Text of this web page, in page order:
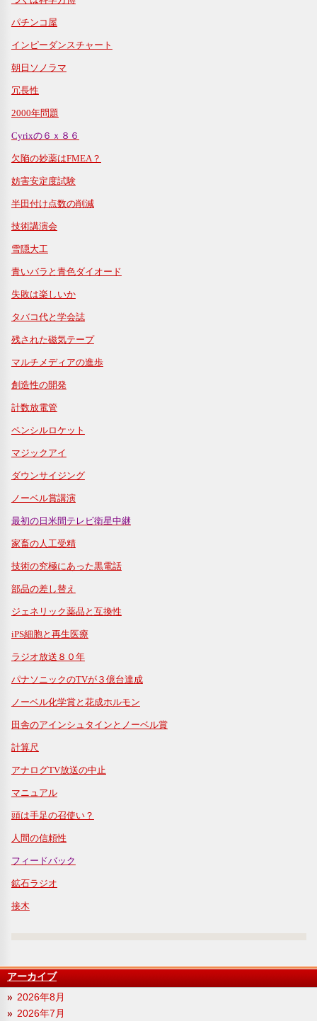
パチンコ屋
インピーダンスチャート
朝日ソノラマ
冗長性
2000年問題
Cyrixの６ｘ８６
欠陥の妙薬はFMEA？
妨害安定度試験
半田付け点数の削減
技術講演会
雪隠大工
青いバラと青色ダイオード
失敗は楽しいか
タバコ代と学会誌
残された磁気テープ
マルチメディアの進歩
創造性の開発
計数放電管
ペンシルロケット
マジックアイ
ダウンサイジング
ノーベル賞講演
最初の日米間テレビ衛星中継
家畜の人工受精
技術の究極にあった黒電話
部品の差し替え
ジェネリック薬品と互換性
iPS細胞と再生医療
ラジオ放送８０年
パナソニックのTVが３億台達成
ノーベル化学賞と花成ホルモン
田舎のアインシュタインとノーベル賞
計算尺
アナログTV放送の中止
マニュアル
頭は手足の召使い？
人間の信頼性
フィードバック
鉱石ラジオ
接木
アーカイブ
2026年8月
2026年7月